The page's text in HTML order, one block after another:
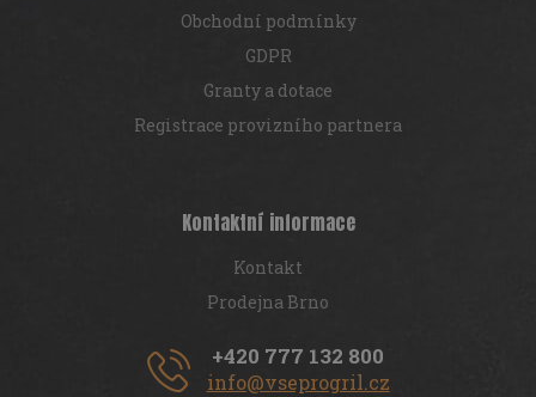
Obchodní podmínky
GDPR
Granty a dotace
Registrace provizního partnera
Kontaktní informace
Kontakt
Prodejna Brno
+420 777 132 800
info@vseprogril.cz